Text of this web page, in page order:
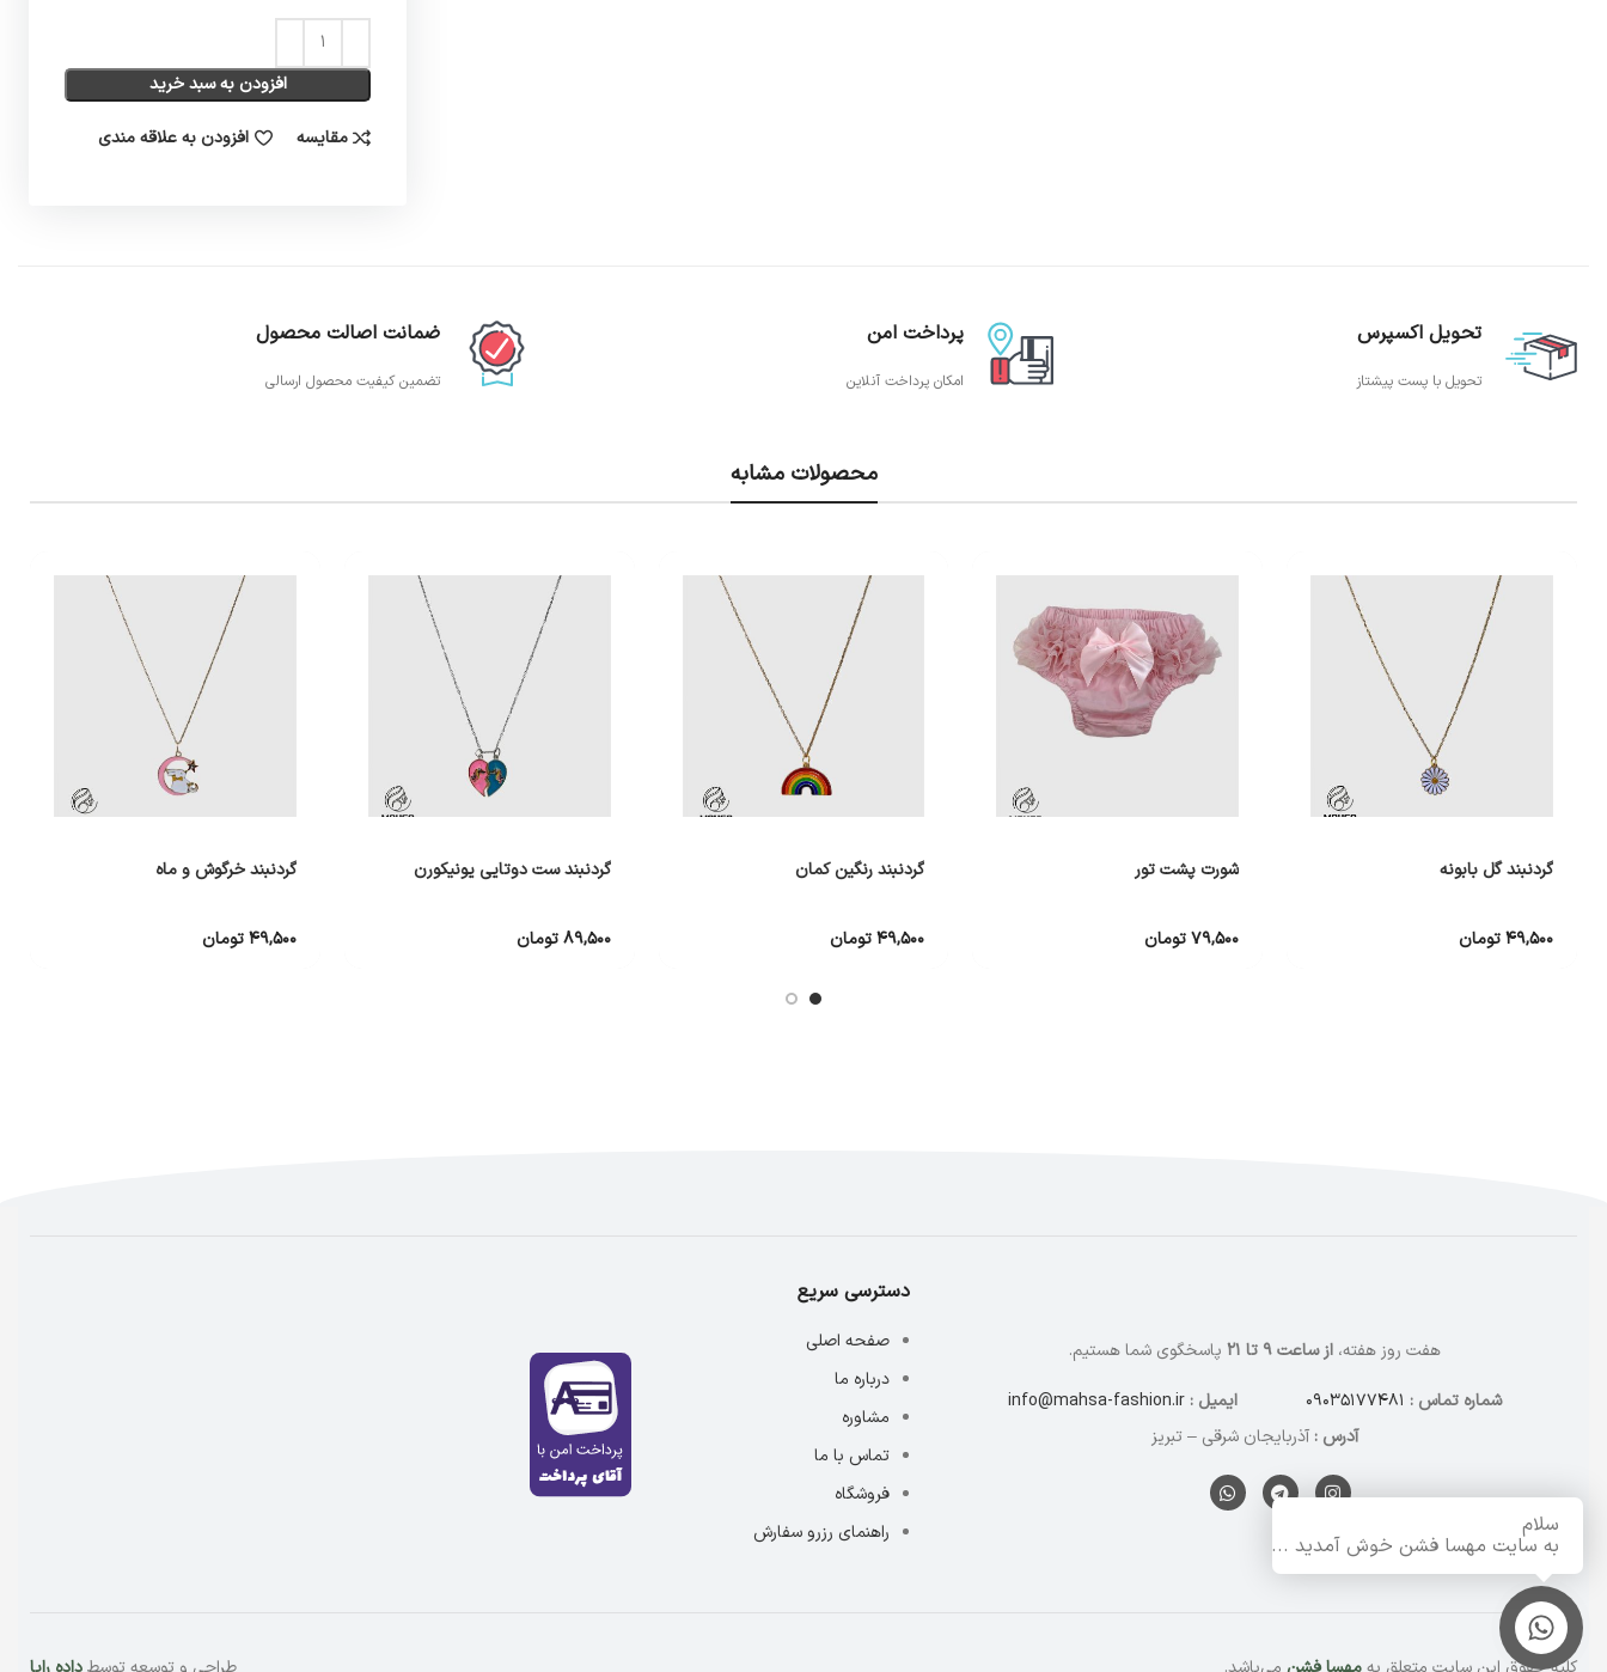
افزودن به سبد خرید
مقایسه افزودن به علاقه مندی
تحویل اکسپرس
تحویل با پست پیشتاز
پرداخت امن
امکان پرداخت آنلاین
ضمانت اصالت محصول
تضمین کیفیت محصول ارسالی
محصولات مشابه
گردنبند گل بابونه
۴۹,۵۰۰تومان
شورت پشت تور
۷۹,۵۰۰ تومان
گردنبند رنگین کمان
۴۹,۵۰۰ تومان
گردنبند ست دوتایی یونیکورن
۸۹,۵۰۰ تومان
گردنبند خرگوش و ماه
۴۹,۵۰۰تومان
هفت روز هفته، از ساعت ۹ تا ۲۱
پاسخگوی شما هستیم.
شماره تماس : ۰۹۰۳۵۱۷۷۴۸۱ ایمیل : info@mahsa-fashion.ir
آدرس : آذربایجان شرقی – تبریز
دسترسی سریع
صفحه اصلی
درباره ما
مشاوره
تماس با ما
فروشگاه
راهنمای رزرو سفارش
تماس با ما
سلام
به سایت مهسا فشن خوش آمدید ...